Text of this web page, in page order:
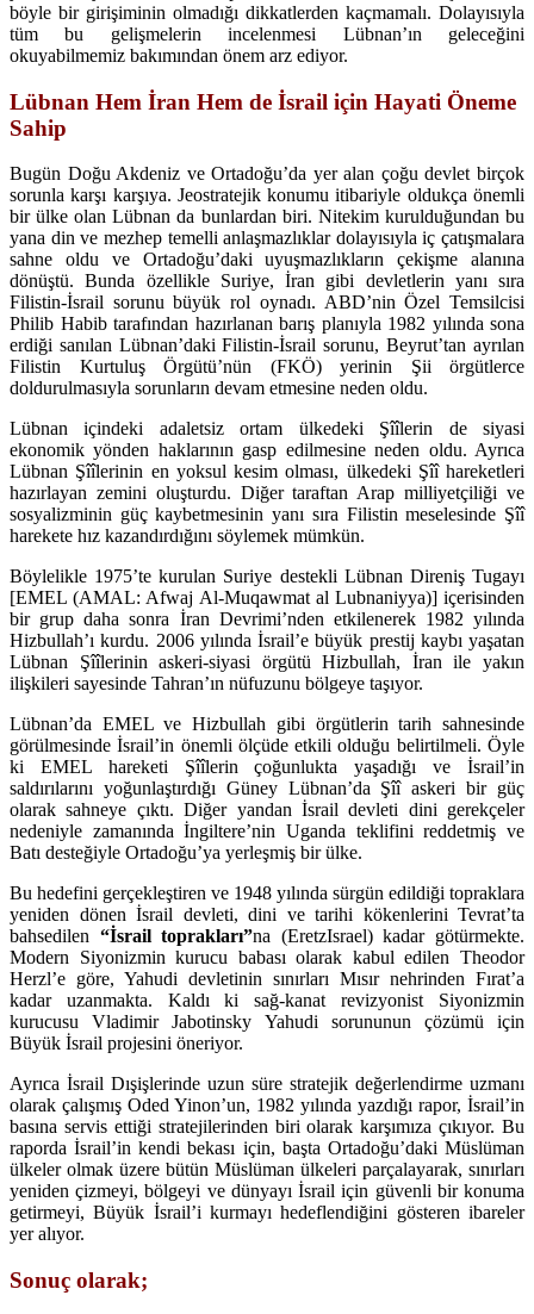
böyle bir girişiminin olmadığı dikkatlerden kaçmamalı. Dolayısıyla
tüm bu gelişmelerin incelenmesi Lübnan’ın geleceğini
okuyabilmemiz bakımından önem arz ediyor.
Lübnan Hem İran Hem de İsrail için Hayati Öneme
Sahip
Bugün Doğu Akdeniz ve Ortadoğu’da yer alan çoğu devlet birçok
sorunla karşı karşıya. Jeostratejik konumu itibariyle oldukça önemli
bir ülke olan Lübnan da bunlardan biri. Nitekim kurulduğundan bu
yana din ve mezhep temelli anlaşmazlıklar dolayısıyla iç çatışmalara
sahne oldu ve Ortadoğu’daki uyuşmazlıkların çekişme alanına
dönüştü. Bunda özellikle Suriye, İran gibi devletlerin yanı sıra
Filistin-İsrail sorunu büyük rol oynadı. ABD’nin Özel Temsilcisi
Philib Habib tarafından hazırlanan barış planıyla 1982 yılında sona
erdiği sanılan Lübnan’daki Filistin-İsrail sorunu, Beyrut’tan ayrılan
Filistin Kurtuluş Örgütü’nün (FKÖ) yerinin Şii örgütlerce
doldurulmasıyla sorunların devam etmesine neden oldu.
Lübnan içindeki adaletsiz ortam ülkedeki Şîîlerin de siyasi
ekonomik yönden haklarının gasp edilmesine neden oldu. Ayrıca
Lübnan Şîîlerinin en yoksul kesim olması, ülkedeki Şîî hareketleri
hazırlayan zemini oluşturdu. Diğer taraftan Arap milliyetçiliği ve
sosyalizminin güç kaybetmesinin yanı sıra Filistin meselesinde Şîî
harekete hız kazandırdığını söylemek mümkün.
Böylelikle 1975’te kurulan Suriye destekli Lübnan Direniş Tugayı
[EMEL (AMAL: Afwaj Al-Muqawmat al Lubnaniyya)] içerisinden
bir grup daha sonra İran Devrimi’nden etkilenerek 1982 yılında
Hizbullah’ı kurdu. 2006 yılında İsrail’e büyük prestij kaybı yaşatan
Lübnan Şîîlerinin askeri-siyasi örgütü Hizbullah, İran ile yakın
ilişkileri sayesinde Tahran’ın nüfuzunu bölgeye taşıyor.
Lübnan’da EMEL ve Hizbullah gibi örgütlerin tarih sahnesinde
görülmesinde İsrail’in önemli ölçüde etkili olduğu belirtilmeli. Öyle
ki EMEL hareketi Şîîlerin çoğunlukta yaşadığı ve İsrail’in
saldırılarını yoğunlaştırdığı Güney Lübnan’da Şîî askeri bir güç
olarak sahneye çıktı. Diğer yandan İsrail devleti dini gerekçeler
nedeniyle zamanında İngiltere’nin Uganda teklifini reddetmiş ve
Batı desteğiyle Ortadoğu’ya yerleşmiş bir ülke.
Bu hedefini gerçekleştiren ve 1948 yılında sürgün edildiği topraklara
yeniden dönen İsrail devleti, dini ve tarihi kökenlerini Tevrat’ta
bahsedilen “İsrail toprakları”na (EretzIsrael) kadar götürmekte.
Modern Siyonizmin kurucu babası olarak kabul edilen Theodor
Herzl’e göre, Yahudi devletinin sınırları Mısır nehrinden Fırat’a
kadar uzanmakta. Kaldı ki sağ-kanat revizyonist Siyonizmin
kurucusu Vladimir Jabotinsky Yahudi sorununun çözümü için
Büyük İsrail projesini öneriyor.
Ayrıca İsrail Dışişlerinde uzun süre stratejik değerlendirme uzmanı
olarak çalışmış Oded Yinon’un, 1982 yılında yazdığı rapor, İsrail’in
basına servis ettiği stratejilerinden biri olarak karşımıza çıkıyor. Bu
raporda İsrail’in kendi bekası için, başta Ortadoğu’daki Müslüman
ülkeler olmak üzere bütün Müslüman ülkeleri parçalayarak, sınırları
yeniden çizmeyi, bölgeyi ve dünyayı İsrail için güvenli bir konuma
getirmeyi, Büyük İsrail’i kurmayı hedeflendiğini gösteren ibareler
yer alıyor.
Sonuç olarak;